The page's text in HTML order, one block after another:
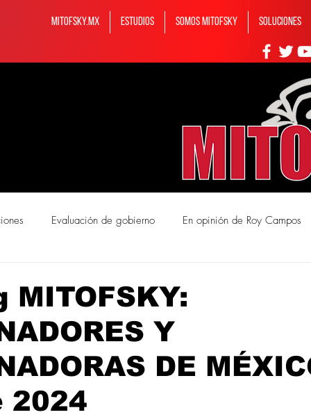
MITOFSKY.MX ESTUDIOS Somos MITOFSKY Soluciones
Evaluación de gobierno En opinión de Roy Campos
MITOFSKY:
Y
DE
2024